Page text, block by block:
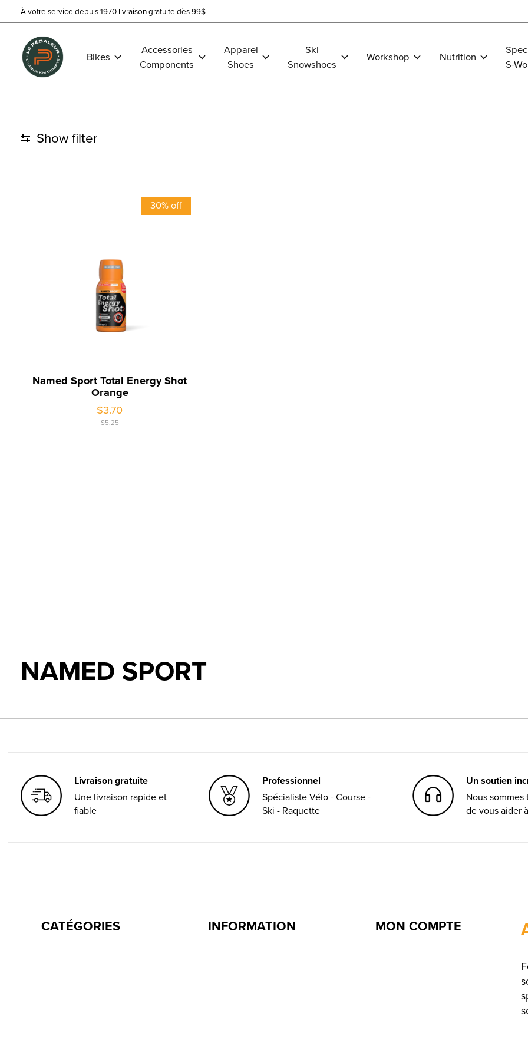
À votre service depuis 1970 livraison gratuite dès 99$
Bikes
Accessories
Components
Apparel
Shoes
Ski
Snowshoes
Workshop Nutrition
S-
Show filter
30% off
Named Sport Total Energy Shot
Orange
$3.70
$5.25
NAMED SPORT
Livraison gratuite
Une livraison rapide et
fiable
Professionnel
Spécialiste Vélo - Course -
Ski - Raquette
Un soutien
Nous
de vous aider
CATÉGORIES INFORMATION MON COMPTE